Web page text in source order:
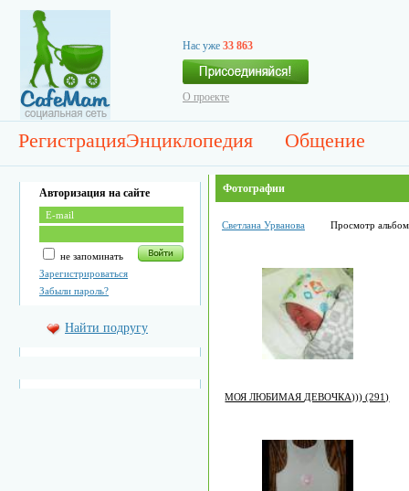
Нас уже 33 863
О проекте
РегистрацияЭнциклопедия Общение
Авторизация на сайте
не запоминать
Зарегистрироваться
Забыли пароль?
Найти подругу
Фотографии
Светлана Урванова Просмотр
МОЯ ЛЮБИМАЯ ДЕВОЧКА))) (291)